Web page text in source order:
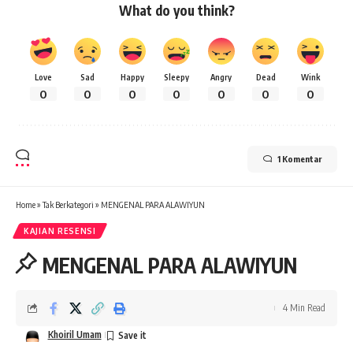
What do you think?
Love
0
Sad
0
Happy
0
Sleepy
0
Angry
0
Dead
0
Wink
0
1 Komentar
Home»Tak Berkategori » MENGENAL PARA ALAWIYUN
KAJIAN RESENSI
MENGENAL PARA ALAWIYUN
Khoiril Umam
4 Min Read